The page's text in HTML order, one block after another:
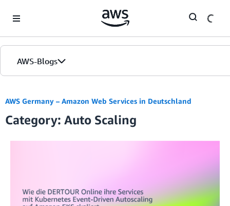
AWS-Blogs
Editionen
AWS Germany – Amazon Web Services in Deutschland
Category: Auto Scaling